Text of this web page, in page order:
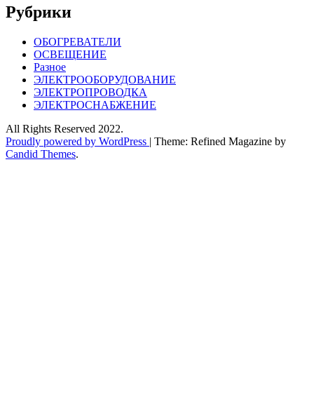
Рубрики
ОБОГРЕВАТЕЛИ
ОСВЕЩЕНИЕ
Разное
ЭЛЕКТРООБОРУДОВАНИЕ
ЭЛЕКТРОПРОВОДКА
ЭЛЕКТРОСНАБЖЕНИЕ
All Rights Reserved 2022.
Proudly powered by WordPress | Theme: Refined Magazine by
Candid Themes.